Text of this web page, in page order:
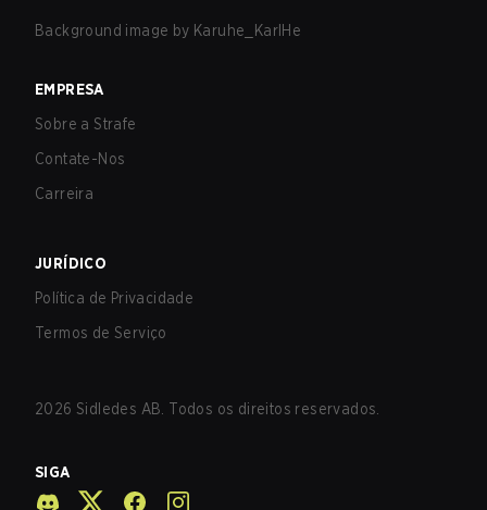
Background image by Karuhe_KarlHe
EMPRESA
Sobre a Strafe
Contate-Nos
Carreira
JURÍDICO
Política de Privacidade
Termos de Serviço
2026 Sidledes AB. Todos os direitos reservados.
SIGA